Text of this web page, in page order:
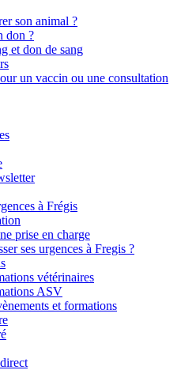
son animal ?
don ?
et don de sang
un vaccin ou une consultation
à Frégis
prise en charge
ses urgences à Fregis ?
vétérinaires
ASV
et formations